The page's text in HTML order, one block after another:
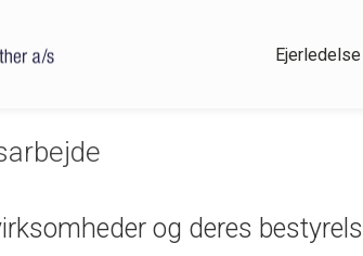
Ejerledelse
og deres